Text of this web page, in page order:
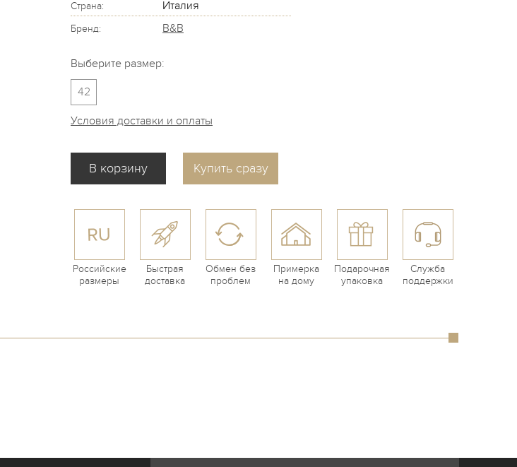
Страна: Италия
Бренд: B&B
Выберите размер:
42
Условия доставки и оплаты
Купить сразу
Российские
размеры
Быстрая
доставка
Обмен без
проблем
Примерка
на дому
Подарочная
упаковка
Служба
поддержки